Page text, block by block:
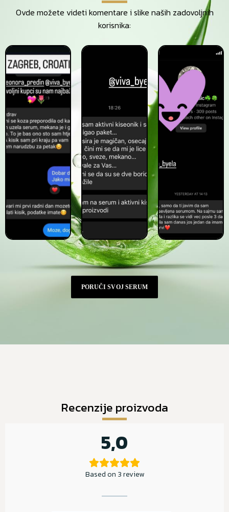
Ovde možete videti komentare i slike naših zadovoljnih
korisnika:
PORUČI SVOJ SERUM
Recenzije proizvoda
5,0
Based on 3 review